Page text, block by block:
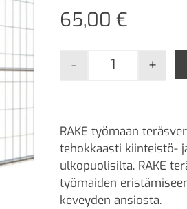
65,00€
RAKE
- +
RAKE työmaan
tehokkaasti kiinteistö-
ulkopuolisilta. RAKE
työmaiden
keveyden ansiosta.